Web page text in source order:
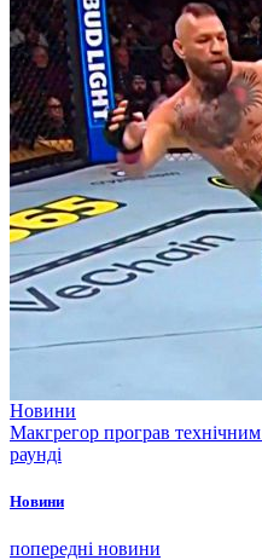
Новини
Макгрегор програв
раунді
Новини
попередні новини